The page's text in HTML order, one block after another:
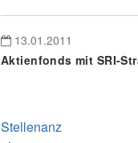
13.01.2011
Aktienfonds mit SRI-
Stellenanz